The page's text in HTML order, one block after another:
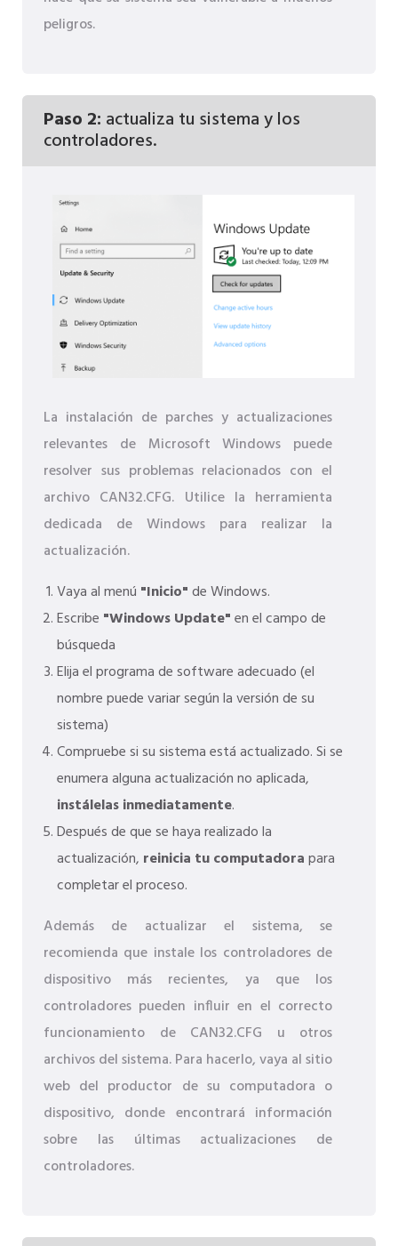
peligros.
Paso 2: actualiza tu sistema y los
controladores.
La instalación de parches y actualizaciones
relevantes de Microsoft Windows puede
resolver sus problemas relacionados con el
archivo CAN32.CFG. Utilice la herramienta
dedicada de Windows para realizar la
actualización.
Vaya al menú "Inicio"de Windows.
Escribe "Windows Update"en el campo de
búsqueda
Elija el programa de software adecuado (el
nombre puede variar según la versión de su
sistema)
Compruebe si su sistema está actualizado. Si se
enumera alguna actualización no aplicada,
instálelas inmediatamente.
Después de que se haya realizado la
actualización, reinicia tu computadorapara
completar el proceso.
Además de actualizar el sistema, se
recomienda que instale los controladores de
dispositivo más recientes, ya que los
controladores pueden influir en el correcto
funcionamiento de CAN32.CFG u otros
archivos del sistema. Para hacerlo, vaya al sitio
web del productor de su computadora o
dispositivo, donde encontrará información
sobre las últimas actualizaciones de
controladores.